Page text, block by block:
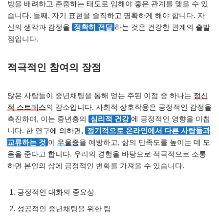
방을 배려하고 존중하는 태도로 임해야 좋은 관계를 맺을 수 있
습니다. 둘째, 자기 표현을 솔직하고 명확하게 해야 합니다. 자
신의 생각과 감정을 정확히 전달 하는 것은 건강한 관계의 출발
점입니다.
적극적인 참여의 장점
많은 사람들이 중년채팅을 통해 얻는 주된 이점 중 하나는 정신
적 스트레스의 감소입니다. 사회적 상호작용은 긍정적인 감정을
촉진하며, 이는 중년층의
심리적 건강 에 긍정적인 영향을 미칩
니다. 한 연구에 의하면, 정기적으로 온라인에서 다른 사람들과
교류하는 것 이 우울증을 예방하고, 삶의 만족도를 높이는 데 도
움을 준다고 합니다. 우리의 경험을 바탕으로 적극적으로 소통
하면 본인의 삶에 긍정적인 변화를 가져올 수 있습니다.
긍정적인 대화의 중요성
성공적인 중년채팅을 위한 팁